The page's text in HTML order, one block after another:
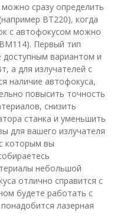
сразу определить
BT220), когда
с автофокусом можно
Первый тип
доступным вариантом и
а для излучателей с
наличие автофокуса,
повысить точность
снизить
станка и уменьшить
для вашего излучателя
которым вы
небольшой
отлично справится с
будете работать с
лазерная